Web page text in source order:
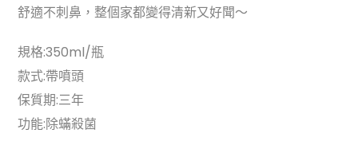
舒適不刺鼻，整個家都變得清新又好聞～
規格:350ml/瓶
款式:帶噴頭
保質期:三年
功能:除蟎殺菌